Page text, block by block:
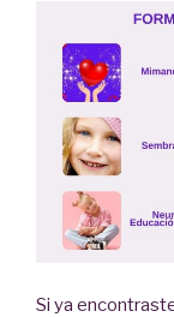
Si ya